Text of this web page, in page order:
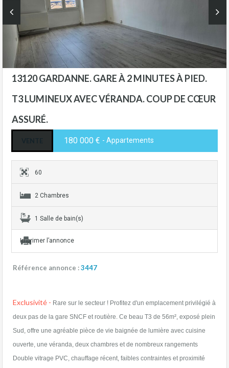
13120 GARDANNE. GARE À 2 MINUTES À PIED.
T3 LUMINEUX AVEC VÉRANDA. COUP DE CŒUR
ASSURÉ.
180 000 € - Appartements
60
2 Chambres
1 Salle de bain(s)
Imprimer l’annonce
Référence annonce :3447
Exclusivité - Rare sur le secteur ! Profitez d'un emplacement privilégié à
deux pas de la gare SNCF et routière. Ce beau T3 de 56m², exposé plein
Sud, offre une agréable pièce de vie baignée de lumière avec cuisine
ouverte, une véranda, deux chambres et de nombreux rangements
Double vitrage PVC, chauffage récent, faibles contraintes et proximité